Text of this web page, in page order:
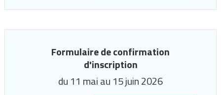
Formulaire de confirmation
d'inscription
du 11 mai au 15 juin 2026